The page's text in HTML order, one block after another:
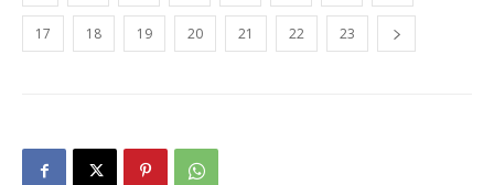
17 18 19 20 21 22 23